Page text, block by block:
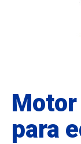
para